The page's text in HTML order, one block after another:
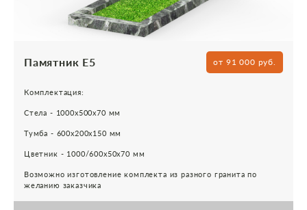
Памятник Е5 от 91 000 руб.
Комплектация:
Стела - 1000х500х70 мм
Тумба - 600х200х150 мм
Цветник - 1000/600х50х70 мм
Возможно изготовление комплекта из разного гранита по
желанию заказчика